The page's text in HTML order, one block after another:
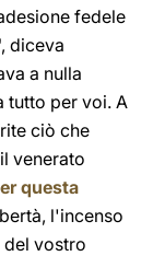
fedele
diceva
a nulla
tutto per voi. A
ciò che
venerato
questa
l'incenso
del vostro